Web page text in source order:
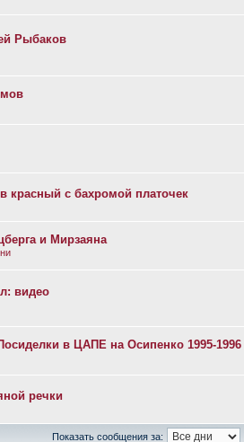
Рыбаков
красный с бахромой платочек
и Мирзаяна
видео
в ЦАПЕ на Осипенко 1995-1996
речки
Показать сообщения за: